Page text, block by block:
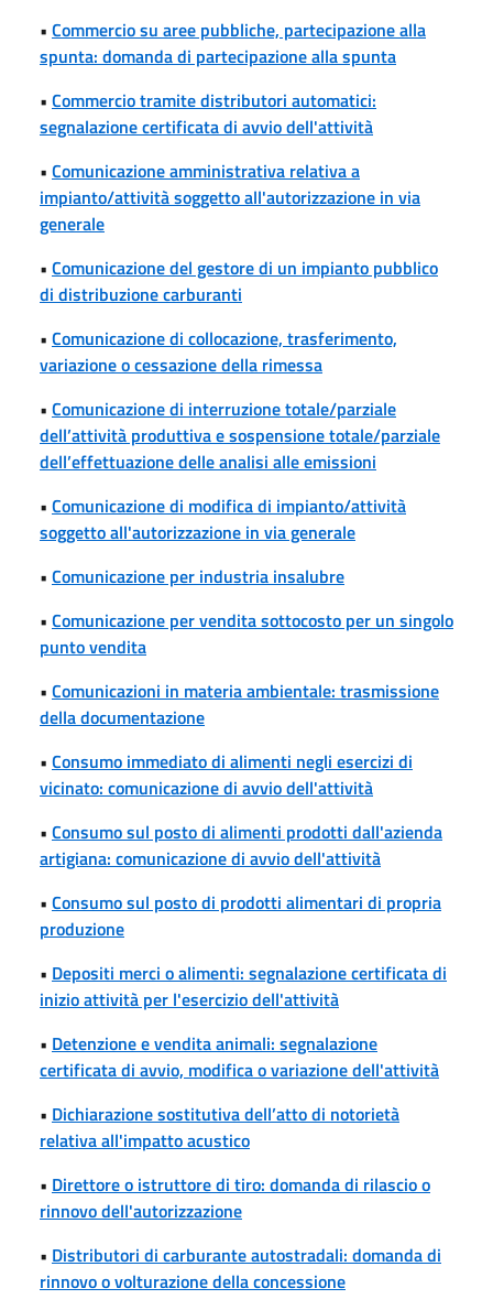
• Commercio su aree pubbliche, partecipazione alla
spunta: domanda di partecipazione alla spunta
• Commercio tramite distributori automatici:
segnalazione certificata di avvio dell'attività
• Comunicazione amministrativa relativa a
impianto/attività soggetto all'autorizzazione in via
generale
• Comunicazione del gestore di un impianto pubblico
di distribuzione carburanti
• Comunicazione di collocazione, trasferimento,
variazione o cessazione della rimessa
• Comunicazione di interruzione totale/parziale
dell’attività produttiva e sospensione totale/parziale
dell’effettuazione delle analisi alle emissioni
• Comunicazione di modifica di impianto/attività
soggetto all'autorizzazione in via generale
• Comunicazione per industria insalubre
• Comunicazione per vendita sottocosto per un singolo
punto vendita
• Comunicazioni in materia ambientale: trasmissione
della documentazione
• Consumo immediato di alimenti negli esercizi di
vicinato: comunicazione di avvio dell'attività
• Consumo sul posto di alimenti prodotti dall'azienda
artigiana: comunicazione di avvio dell'attività
• Consumo sul posto di prodotti alimentari di propria
produzione
• Depositi merci o alimenti: segnalazione certificata di
inizio attività per l'esercizio dell'attività
• Detenzione e vendita animali: segnalazione
certificata di avvio, modifica o variazione dell'attività
• Dichiarazione sostitutiva dell’atto di notorietà
relativa all'impatto acustico
• Direttore o istruttore di tiro: domanda di rilascio o
rinnovo dell'autorizzazione
• Distributori di carburante autostradali: domanda di
rinnovo o volturazione della concessione